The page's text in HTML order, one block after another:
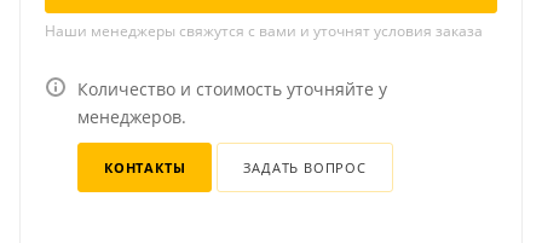
Наши менеджеры свяжутся с вами и уточнят условия заказа
Количество и стоимость уточняйте у
менеджеров.
КОНТАКТЫ ЗАДАТЬ ВОПРОС